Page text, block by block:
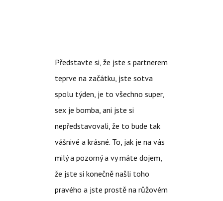
Představte si, že jste s partnerem
teprve na začátku, jste sotva
spolu týden, je to všechno super,
sex je bomba, ani jste si
nepředstavovali, že to bude tak
vášnivé a krásné. To, jak je na vás
milý a pozorný a vy máte dojem,
že jste si konečně našli toho
pravého a jste prostě na růžovém